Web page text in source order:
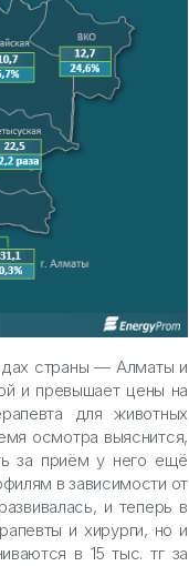
страны — Алматы и
и превышает цены на
для животных
осмотра выяснится,
за приём у него ещё
в зависимости от
и теперь в
и хирурги, но и
в 15 тыс. тг за